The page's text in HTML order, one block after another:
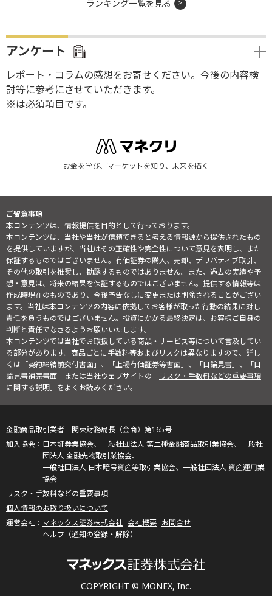
ランキング一覧を見る
アンケート
レポート・コラムの感想をお寄せください。今後の内容検
討等に参考にさせていただきます。
※は必須項目です。
お金を学び、マーケットを知り、未来を描く
ご留意事項
本コンテンツは、情報提供を目的として行っております。
本コンテンツは、当社や当社が信頼できると考える情報源から提供されたもの
を提供していますが、当社はその正確性や完全性について意見を表明し、また
保証するものではございません。有価証券の購入、売却、デリバティブ取引、
その他の取引を推奨し、勧誘するものではありません。また、過去の実績や予
想・意見は、将来の結果を保証するものではございません。提供する情報等は
作成時現在のものであり、今後予告なしに変更または削除されることがござい
ます。当社は本コンテンツの内容に依拠してお客様が取った行動の結果に対し
責任を負うものではございません。投資にかかる最終決定は、お客様ご自身の
判断と責任でなさるようお願いいたします。
本コンテンツでは当社でお取扱している商品・サービス等について言及してい
る部分があります。商品ごとに手数料等およびリスクは異なりますので、詳し
くは「契約締結前交付書面」、「上場有価証券等書面」、「目論見書」、「目
論見書補完書面」または当社ウェブサイトの「リスク・手数料などの重要事項
に関する説明」をよくお読みください。
COPYRIGHT © MONEX, Inc.
金融商品取引業者 関東財務局長（金商）第165号
日本証券業協会、一般社団法人 第二種金融商品取引業協会、一般社
団法人 金融先物取引業協会、
一般社団法人 日本暗号資産等取引業協会、一般社団法人 資産運用業
協会
リスク・手数料などの重要事項
個人情報のお取り扱いについて
マネックス証券株式会社 会社概要 お問合せ
ヘルプ（通知の登録・解除）